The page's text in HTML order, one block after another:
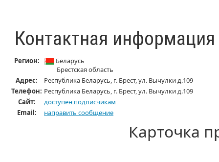
Контактная информация
Регион:
Беларусь
Брестская область
Адрес:
Республика Беларусь, г. Брест, ул. Вычулки д.109
Телефон: Республика Беларусь, г. Брест, ул. Вычулки д.109
Cайт:
доступен подписчикам
Email:
направить сообщение
Карточка